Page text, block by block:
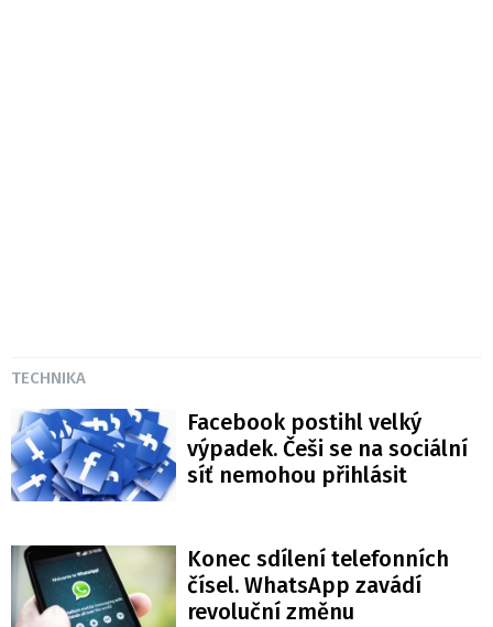
TECHNIKA
Facebook postihl velký
výpadek. Češi se na sociální
síť nemohou přihlásit
Konec sdílení telefonních
čísel. WhatsApp zavádí
revoluční změnu